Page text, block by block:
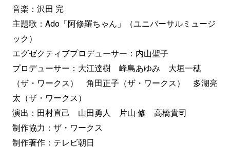
音楽：沢田 完
主題歌：Ado「阿修羅ちゃん」（ユニバーサルミュージ
ック）
エグゼクティブプロデューサー：内山聖子
プロデューサー：大江達樹 峰島あゆみ 大垣一穂
（ザ・ワークス） 角田正子（ザ・ワークス） 多湖亮
太（ザ・ワークス）
演出：田村直己 山田勇人 片山 修 高橋貴司
制作協力：ザ・ワークス
制作著作：テレビ朝日